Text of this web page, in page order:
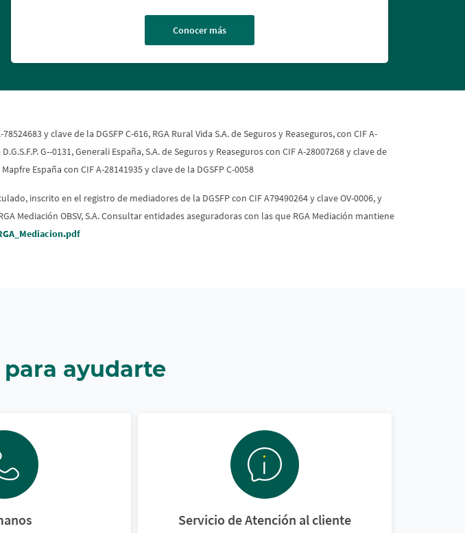
Conocer más
y clave de la DGSFP C-616, RGA Rural Vida S.A. de Seguros y Reaseguros, con CIF A-
G--0131, Generali España, S.A. de Seguros y Reaseguros con CIF A-28007268 y clave de
España con CIF A-28141935 y clave de la DGSFP C-0058
inscrito en el registro de mediadores de la DGSFP con CIF A79490264 y clave OV-0006, y
Mediación OBSV, S.A. Consultar entidades aseguradoras con las que RGA Mediación mantiene
ayudarte
Servicio de Atención al cliente